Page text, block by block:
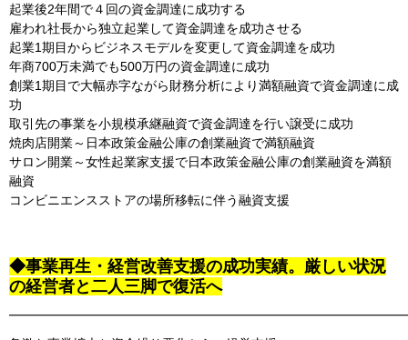
起業後2年間で４回の資金調達に成功する
雇われ社長から独立起業して資金調達を成功させる
起業1期目からビジネスモデルを変更して資金調達を成功
年商700万未満でも500万円の資金調達に成功
創業1期目で大幅赤字ながら財務分析により満額融資で資金調達に成
功
取引先の事業を小規模承継融資で資金調達を行い譲受に成功
焼肉店開業～日本政策金融公庫の創業融資で満額融資
サロン開業～女性起業家支援で日本政策金融公庫の創業融資を満額
融資
コンビニエンスストアの場所移転に伴う融資支援
◆事業再生・経営改善支援の成功実績。厳しい状況
の経営者と二人三脚で復活へ